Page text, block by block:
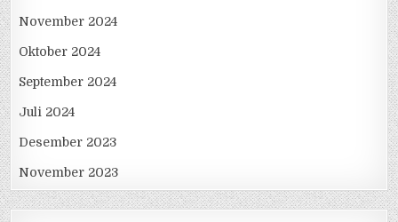
November 2024
Oktober 2024
September 2024
Juli 2024
Desember 2023
November 2023